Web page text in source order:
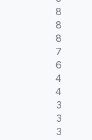
8
8
8
7
6
4
4
3
3
3